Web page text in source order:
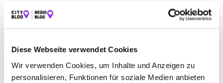
Diese Webseite verwendet Cookies
Wir verwenden Cookies, um Inhalte und Anzeigen zu
personalisieren, Funktionen für soziale Medien anbieten
Sessionseröffnung
in Saarlouis-Roden, Kulturhalle Roden,
11.11.2025, 19.11 Uhr
Dienstag, 17.02.2026, 14.11 Uhr
Neunkirchen